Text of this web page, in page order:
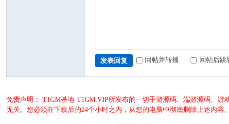
发表回复 回帖并转播 回帖后跳
免责声明： T1GM基地-T1GM.VIP所发布的一切手游源码、端游源码、
无关。您必须在下载后的24个小时之内，从您的电脑中彻底删除上述内